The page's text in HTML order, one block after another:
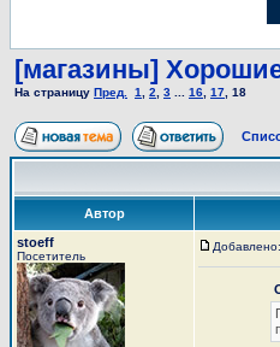
[магазины]
На страницу Пред. 1 2 3 16 17 18
Автор
stoeff
Посетитель